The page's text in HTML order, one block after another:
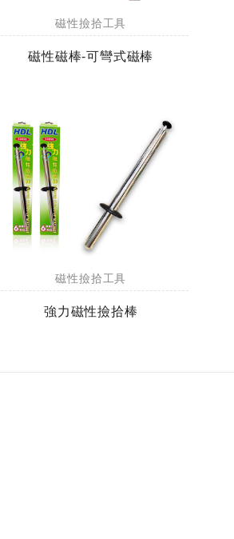
磁性撿拾工具
磁性磁棒-可彎式磁棒
磁性撿拾工具
強力磁性撿拾棒